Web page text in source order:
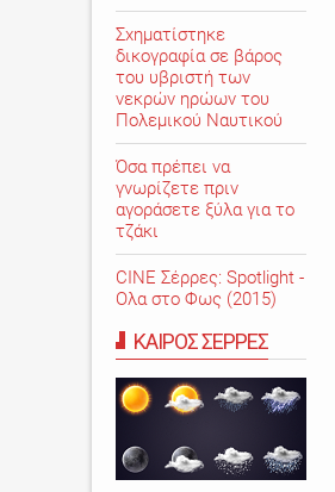
Σχηματίστηκε
δικογραφία σε βάρος
του υβριστή των
νεκρών ηρώων του
Πολεμικού Ναυτικού
Όσα πρέπει να
γνωρίζετε πριν
αγοράσετε ξύλα για το
τζάκι
CINE Σέρρες: Spotlight -
Ολα στο Φως (2015)
ΚΑΙΡΟΣ ΣΕΡΡΕΣ